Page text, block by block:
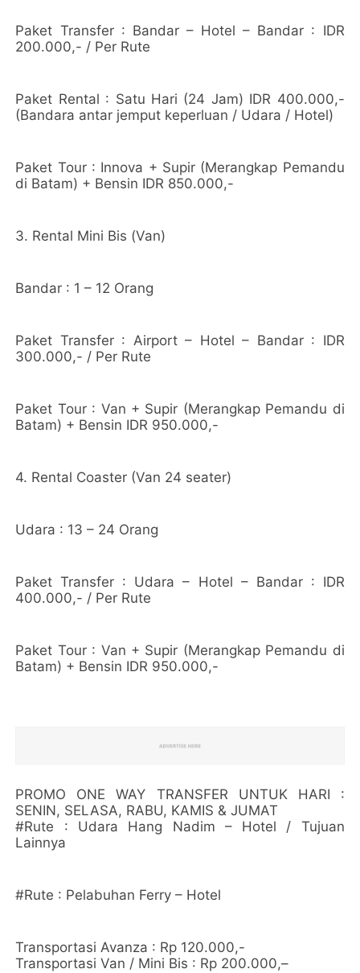
Paket Transfer : Bandar – Hotel – Bandar : IDR
200.000,- / Per Rute
Paket Rental : Satu Hari (24 Jam) IDR 400.000,-
(Bandara antar jemput keperluan / Udara / Hotel)
Paket Tour : Innova + Supir (Merangkap Pemandu
di Batam) + Bensin IDR 850.000,-
3. Rental Mini Bis (Van)
Bandar : 1 – 12 Orang
Paket Transfer : Airport – Hotel – Bandar : IDR
300.000,- / Per Rute
Paket Tour : Van + Supir (Merangkap Pemandu di
Batam) + Bensin IDR 950.000,-
4. Rental Coaster (Van 24 seater)
Udara : 13 – 24 Orang
Paket Transfer : Udara – Hotel – Bandar : IDR
400.000,- / Per Rute
Paket Tour : Van + Supir (Merangkap Pemandu di
Batam) + Bensin IDR 950.000,-
PROMO ONE WAY TRANSFER UNTUK HARI :
SENIN, SELASA, RABU, KAMIS & JUMAT
#Rute : Udara Hang Nadim – Hotel / Tujuan
Lainnya
#Rute : Pelabuhan Ferry – Hotel
Transportasi Avanza : Rp 120.000,-
Transportasi Van / Mini Bis : Rp 200.000,–